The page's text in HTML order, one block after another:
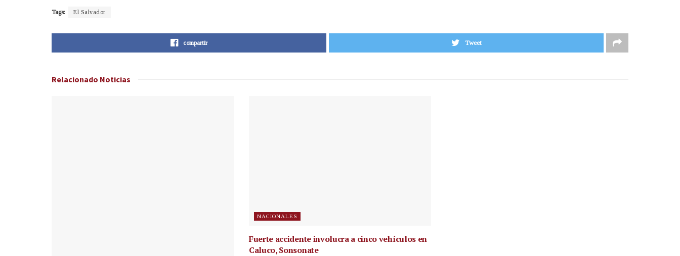
Tags: El Salvador
compartir Tweet
Relacionado Noticias
NACIONALES
Fuerte accidente involucra a cinco vehículos en
Caluco, Sonsonate